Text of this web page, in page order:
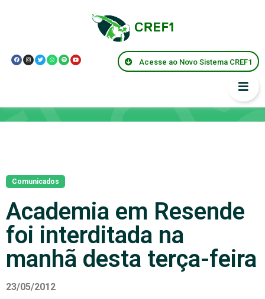
Acesse ao Novo Sistema CREF1
Comunicados
Academia em Resende
foi interditada na
manhã desta terça-feira
23/05/2012